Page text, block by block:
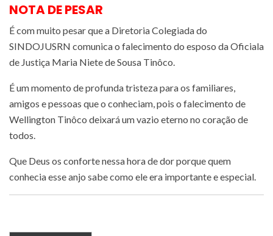
NOTA DE PESAR
É com muito pesar que a Diretoria Colegiada do
SINDOJUSRN comunica o falecimento do esposo da Oficiala
de Justiça Maria Niete de Sousa Tinôco.
É um momento de profunda tristeza para os familiares,
amigos e pessoas que o conheciam, pois o falecimento de
Wellington Tinôco deixará um vazio eterno no coração de
todos.
Que Deus os conforte nessa hora de dor porque quem
conhecia esse anjo sabe como ele era importante e especial.